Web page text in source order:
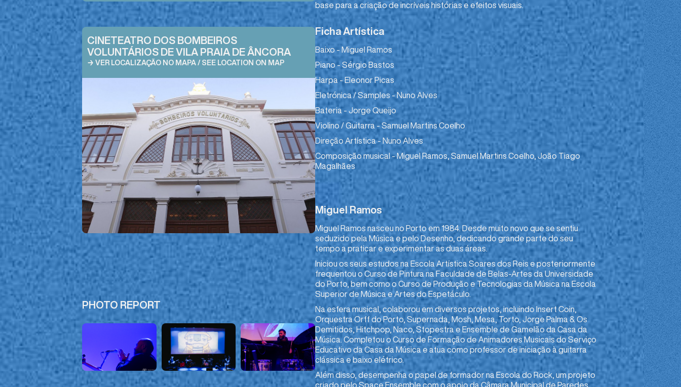
CINETEATRO DOS BOMBEIROS
VOLUNTÁRIOS DE VILA PRAIA DE ÂNCORA
→ VER LOCALIZAÇÃO NO MAPA / SEE LOCATION ON MAP
PHOTO REPORT
base para a criação de incríveis histórias e efeitos visuais.
Ficha Artística
Baixo - Miguel Ramos
Piano - Sérgio Bastos
Harpa - Eleonor Picas
Eletrónica / Samples - Nuno Alves
Bateria - Jorge Queijo
Violino / Guitarra - Samuel Martins Coelho
Direção Artística - Nuno Alves
Composição musical - Miguel Ramos, Samuel Martins Coelho, João Tiago
Magalhães
Miguel Ramos
Miguel Ramos nasceu no Porto em 1984. Desde muito novo que se sentiu
seduzido pela Música e pelo Desenho, dedicando grande parte do seu
tempo a praticar e experimentar as duas áreas.
Iniciou os seus estudos na Escola Artística Soares dos Reis e posteriormente
frequentou o Curso de Pintura na Faculdade de Belas-Artes da Universidade
do Porto, bem como o Curso de Produção e Tecnologias da Música na Escola
Superior de Música e Artes do Espetáculo.
Na esfera musical, colaborou em diversos projetos, incluindo Insert Coin,
Orquestra Orff do Porto, Supernada, Mosh, Mesa, Torto, Jorge Palma & Os
Demitidos, Hitchpop, Naco, Stopestra e Ensemble de Gamelão da Casa da
Música. Completou o Curso de Formação de Animadores Musicais do Serviço
Educativo da Casa da Música e atua como professor de iniciação à guitarra
clássica e baixo elétrico.
Além disso, desempenha o papel de formador na Escola do Rock, um projeto
criado pelo Space Ensemble com o apoio da Câmara Municipal de Paredes